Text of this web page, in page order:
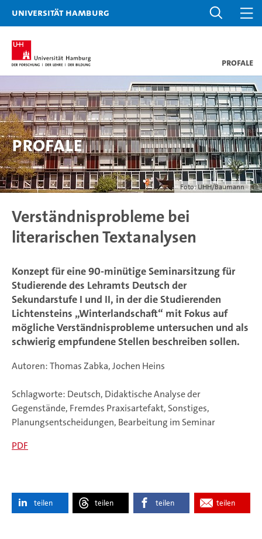
Universität Hamburg
ProfaLe
Foto: UHH/Baumann
ProfaLe
Verständnisprobleme bei
literarischen Textanalysen
Konzept für eine 90-minütige Seminarsitzung für
Studierende des Lehramts Deutsch der
Sekundarstufe I und II, in der die Studierenden
Lichtensteins „Winterlandschaft“ mit Fokus auf
mögliche Verständnisprobleme untersuchen und als
schwierig empfundene Stellen beschreiben sollen.
Autoren: Thomas Zabka, Jochen Heins
Schlagworte: Deutsch, Didaktische Analyse der
Gegenstände, Fremdes Praxisartefakt, Sonstiges,
Planungsentscheidungen, Bearbeitung im Seminar
PDF
teilen teilen teilen teilen